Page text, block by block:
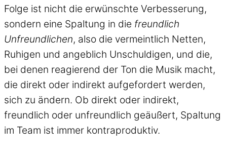
Folge ist nicht die erwünschte Verbesserung,
sondern eine Spaltung in die freundlich
Unfreundlichen, also die vermeintlich Netten,
Ruhigen und angeblich Unschuldigen, und die,
bei denen reagierend der Ton die Musik macht,
die direkt oder indirekt aufgefordert werden,
sich zu ändern. Ob direkt oder indirekt,
freundlich oder unfreundlich geäußert, Spaltung
im Team ist immer kontraproduktiv.